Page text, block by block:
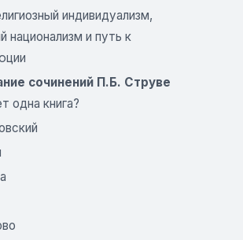
индивидуализм,
национализм и путь к
сочинений П.Б. Струве
одна книга?